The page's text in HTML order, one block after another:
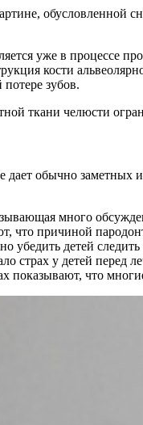
обусловленной
уже в процессе
кости
зубов.
ткани челюсти
дает обычно заметных
много
что причиной
убедить детей
страх у детей перед
показывают, что